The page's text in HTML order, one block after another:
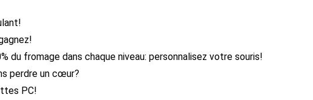
du fromage dans chaque niveau: personnalisez votre souris!
perdre un cœur?
PC!